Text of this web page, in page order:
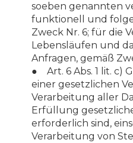
soeben genannten
funktionell und
Zweck Nr. 6; für die
Lebensläufen und
Anfragen, gemäß
● Art. 6 Abs. 1 lit. c)
einer gesetzlichen
Verarbeitung aller
Erfüllung
erforderlich sind,
Verarbeitung von